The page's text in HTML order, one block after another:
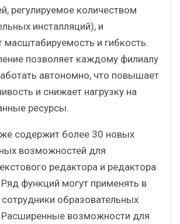
регулируемое количеством
инсталляций), и
масштабируемость и гибкость.
позволяет каждому филиалу
автономно, что повышает
и снижает нагрузку на
ресурсы.
содержит более 30 новых
возможностей для
редактора и редактора
функций могут применять в
образовательных
Расширенные возможности для